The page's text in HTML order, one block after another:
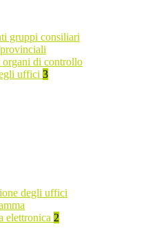
gruppi consiliari
di controllo
uffici 3
degli uffici
elettronica 2